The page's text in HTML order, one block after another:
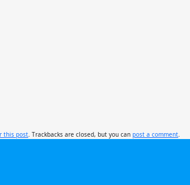
this post . Trackbacks are closed, but you can post a comment